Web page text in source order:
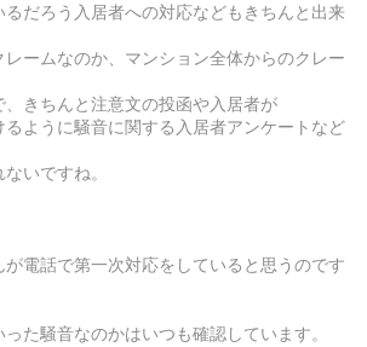
だろう入居者への対応などもきちんと出来
ームなのか、マンション全体からのクレー
、きちんと注意文の投函や入居者が
ように騒音に関する入居者アンケートなど
いですね。
が電話で第一次対応をしていると思うのです
った騒音なのかはいつも確認しています。